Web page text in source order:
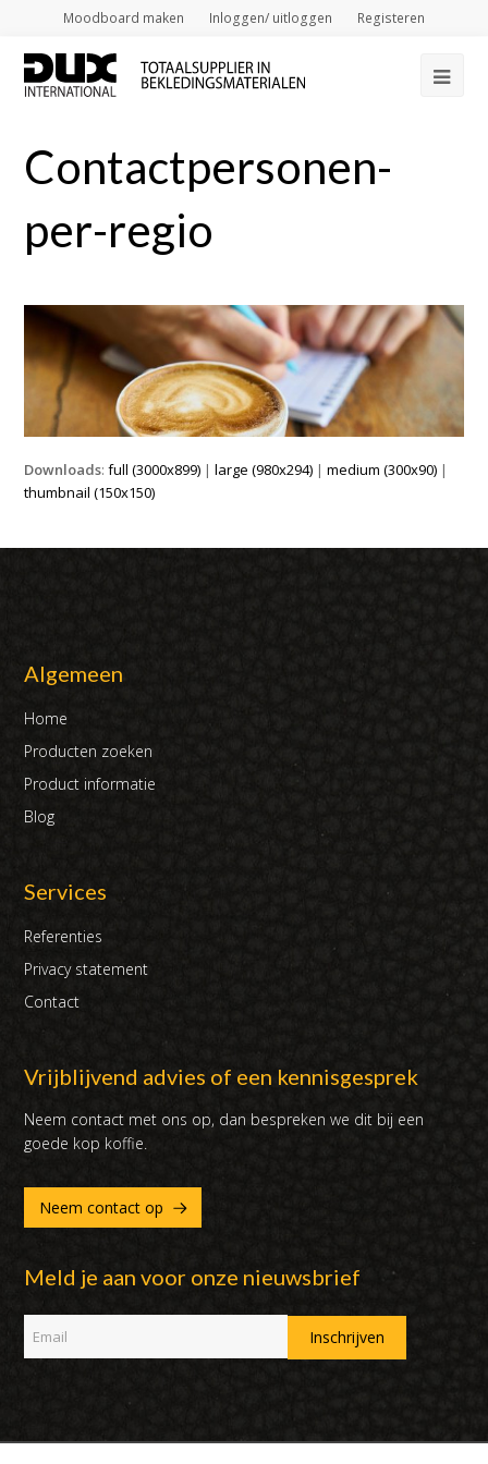
Moodboard maken Inloggen/ uitloggen Registeren
Contactpersonen-
per-regio
Downloads:full (3000x899) |large (980x294) |medium (300x90) |
thumbnail (150x150)
Algemeen
Home
Producten zoeken
Product informatie
Blog
Services
Referenties
Privacy statement
Contact
Vrijblijvend advies of een kennisgesprek
Neem contact met ons op, dan bespreken we dit bij een
goede kop koffie.
Neem contact op
Meld je aan voor onze nieuwsbrief